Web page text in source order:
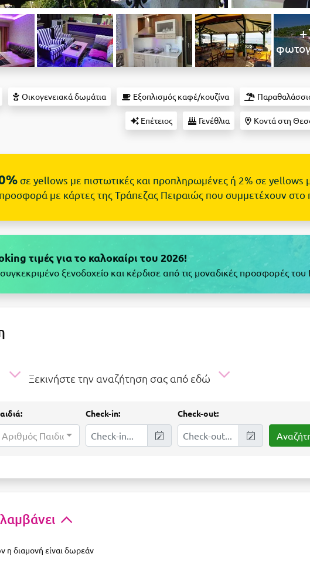
Οικογενειακά δωμάτια Εξοπλισμός καφέ/κουζίνα
Επέτειος Γενέθλια Κοντά στη
σε yellows με πιστωτικές και προπληρωμένες ή 2% σε yellows
με κάρτες της Τράπεζας Πειραιώς που συμμετέχουν στο
τιμές για το καλοκαίρι του 2026!
ξενοδοχείο και κέρδισε από τις μοναδικές προσφορές
Ξεκινήστε την αναζήτηση σας από εδώ
Αριθμός Παιδιών...
Check-in: Check-out:
η διαμονή είναι δωρεάν